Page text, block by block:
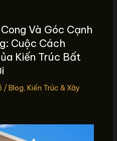
Và Góc Cạnh
Cuộc Cách
Kiến Trúc Bất
/Blog, Kiến Trúc & Xây